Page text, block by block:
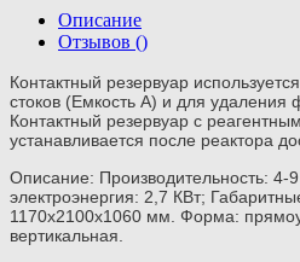
Описание
Отзывов ()
Контактный резервуар
стоков (Емкость А) и для удаления
Контактный резервуар с
устанавливается после реактора
Описание: Производительность: 4-
электроэнергия: 2,7 КВт;
1170х2100х1060 мм. Форма:
вертикальная.